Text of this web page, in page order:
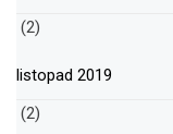
(2)
listopad 2019
(2)